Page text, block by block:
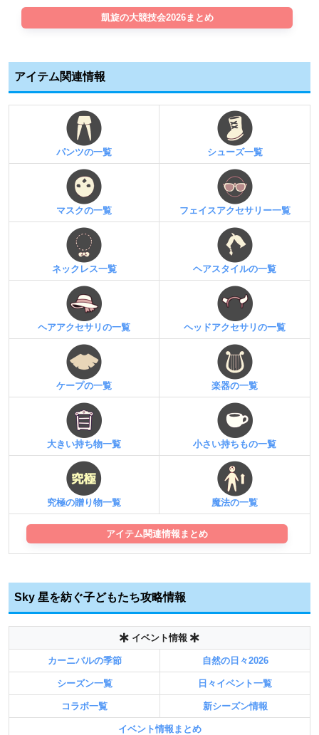
凱旋の大競技会2026まとめ
アイテム関連情報
パンツの一覧 シューズ一覧
マスクの一覧 フェイスアクセサリー一覧
ネックレス一覧 ヘアスタイルの一覧
ヘアアクセサリの一覧 ヘッドアクセサリの一覧
ケープの一覧 楽器の一覧
大きい持ち物一覧 小さい持ちもの一覧
究極の贈り物一覧 魔法の一覧
アイテム関連情報まとめ
Sky 星を紡ぐ子どもたち攻略情報
イベント情報
カーニバルの季節 自然の日々2026
シーズン一覧 日々イベント一覧
コラボ一覧 新シーズン情報
イベント情報まとめ